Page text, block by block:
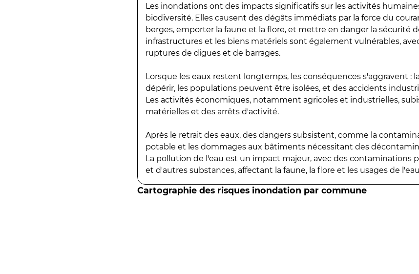
Les inondations ont des impacts significatifs sur les activités
biodiversité. Elles causent des dégâts immédiats par la force du
berges, emporter la faune et la flore, et mettre en danger la sécurité
infrastructures et les biens matériels sont également vulnérables,
ruptures de digues et de barrages.
Lorsque les eaux restent longtemps, les conséquences s'aggravent :
dépérir, les populations peuvent être isolées, et des accidents
Les activités économiques, notamment agricoles et industrielles,
matérielles et des arrêts d'activité.
Après le retrait des eaux, des dangers subsistent, comme la
potable et les dommages aux bâtiments nécessitant des
La pollution de l'eau est un impact majeur, avec des contaminations
et d'autres substances, affectant la faune, la flore et les usages de
Cartographie des risques inondation par commune